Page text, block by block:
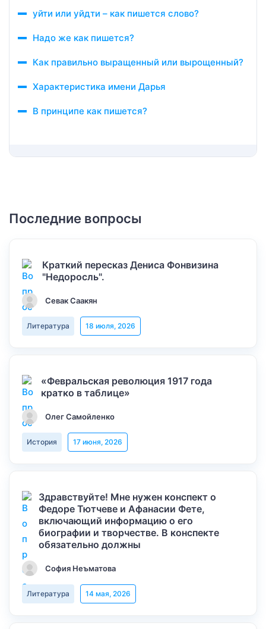
уйти или уйдти – как пишется слово?
Надо же как пишется?
Как правильно выращенный или вырощенный?
Характеристика имени Дарья
В принципе как пишется?
Последние вопросы
Краткий пересказ Дениса Фонвизина
"Недоросль".
Севак Саакян
Литература 18 июля, 2026
«Февральская революция 1917 года
кратко в таблице»
Олег Самойленко
История 17 июня, 2026
Здравствуйте! Мне нужен конспект о
Федоре Тютчеве и Афанасии Фете,
включающий информацию о его
биографии и творчестве. В конспекте
обязательно должны
София Неъматова
Литература 14 мая, 2026